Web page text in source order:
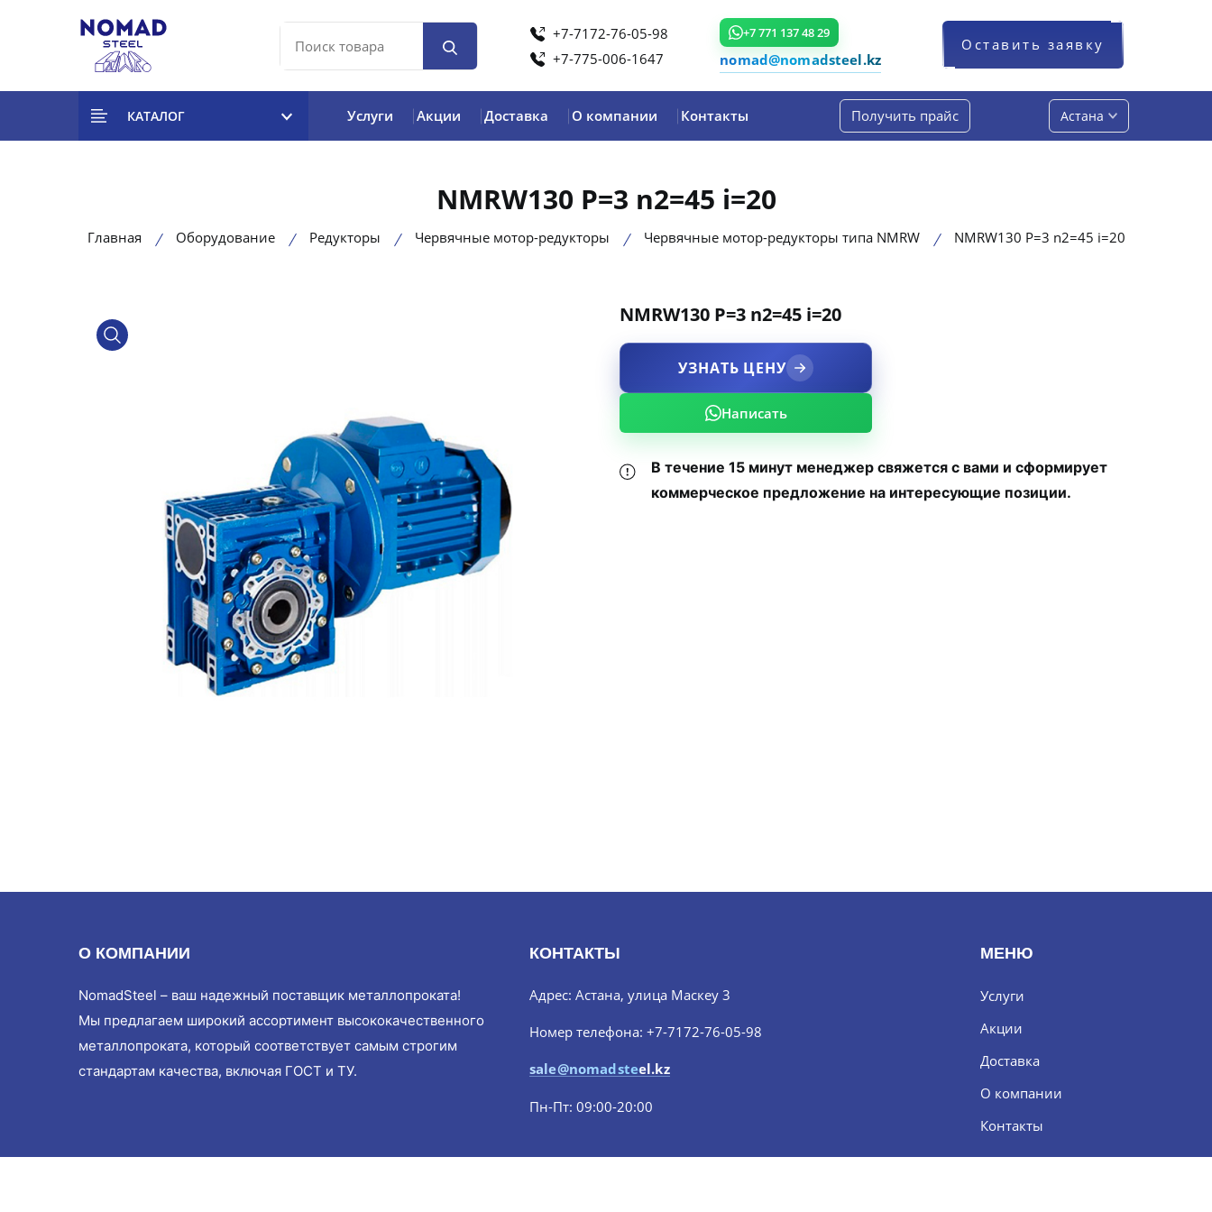
+7-7172-76-05-98
+7-775-006-1647
+7 771 137 48 29
nomad@nomadsteel.kz
Оставить заявку
КАТАЛОГ Услуги Акции Доставка О компании Контакты Получить прайс Астана
NMRW130 P=3 n2=45 i=20
Главная Оборудование Редукторы Червячные мотор-редукторы Червячные мотор-редукторы типа NMRW NMRW130 P=3 n2=45 i=20
product view
NMRW130 P=3 n2=45 i=20
УЗНАТЬ ЦЕНУ
Написать
В течение 15 минут менеджер свяжется с вами и сформирует
коммерческое предложение на интересующие позиции.
О КОМПАНИИ
NomadSteel – ваш надежный поставщик металлопроката!
Мы предлагаем широкий ассортимент высококачественного
металлопроката, который соответствует самым строгим
стандартам качества, включая ГОСТ и ТУ.
КОНТАКТЫ
Адрес: Астана, улица Маскеу 3
Номер телефона: +7-7172-76-05-98
sale@nomadsteel.kz
Пн-Пт: 09:00-20:00
МЕНЮ
Услуги
Акции
Доставка
О компании
Контакты